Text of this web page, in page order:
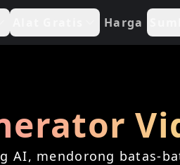
Harga
mendorong batas-